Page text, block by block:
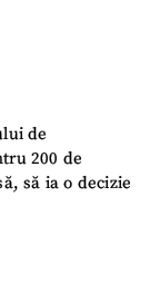
de
200 de
să ia o decizie